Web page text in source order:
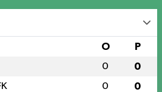
O P
0 0
0 0